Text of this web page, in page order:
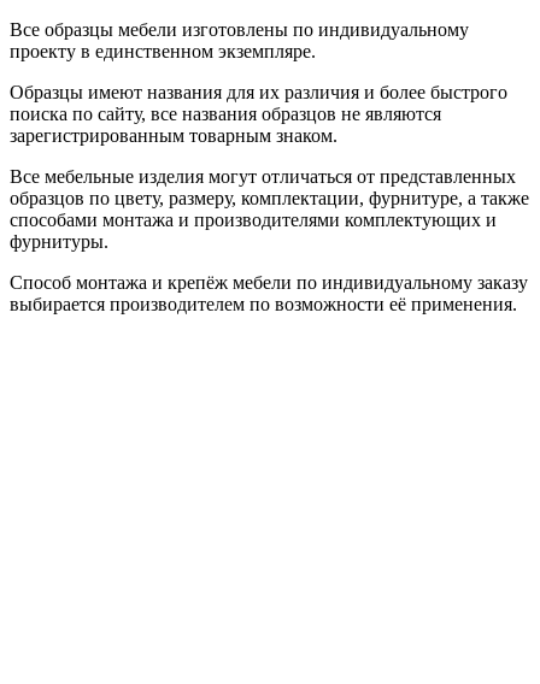
Все образцы мебели изготовлены по индивидуальному
проекту в единственном экземпляре.
Образцы имеют названия для их различия и более быстрого
поиска по сайту, все названия образцов не являются
зарегистрированным товарным знаком.
Все мебельные изделия могут отличаться от представленных
образцов по цвету, размеру, комплектации, фурнитуре, а также
способами монтажа и производителями комплектующих и
фурнитуры.
Способ монтажа и крепёж мебели по индивидуальному заказу
выбирается производителем по возможности её применения.